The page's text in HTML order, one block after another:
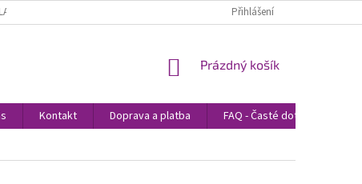
PODMÍNKY OCHRANY OSOBNÍCH ÚDAJŮ PROHLÁŠENÍ O
Přihlášení
NÁKUPNÍ
Prázdný košík
Kontakt Doprava a platba FAQ - Časté dotazy